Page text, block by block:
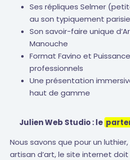
Ses répliques Selmer
au son typiquement
Son savoir-faire unique
Manouche
Format Favino et
professionnels
Une présentation
haut de gamme
Julien Web Studio : le
Nous savons que pour un
artisan d’art, le site internet